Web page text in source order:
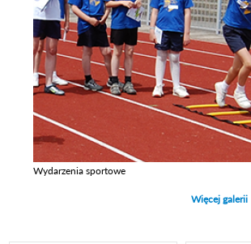
Wydarzenia sportowe
Więcej galerii